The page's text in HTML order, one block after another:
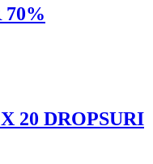
70%
20 DROPSURI